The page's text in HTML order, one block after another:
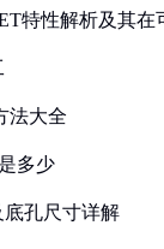
特性解析及其
法大全
多少
底孔尺寸详解